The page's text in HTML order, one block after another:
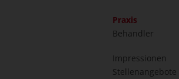
Praxis
Behandler
Impressionen
Stellenangebote